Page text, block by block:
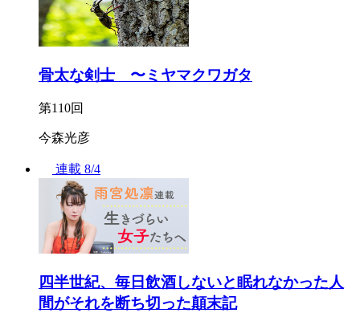
骨太な剣士 〜ミヤマクワガタ
第110回
今森光彦
連載 8/4
四半世紀、毎日飲酒しないと眠れなかった人
間がそれを断ち切った顛末記